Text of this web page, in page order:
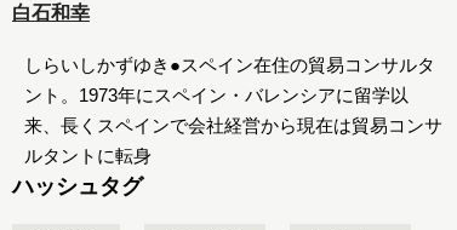
白石和幸
しらいしかずゆき●スペイン在住の貿易コンサルタ
ント。1973年にスペイン・バレンシアに留学以
来、長くスペインで会社経営から現在は貿易コンサ
ルタントに転身
ハッシュタグ